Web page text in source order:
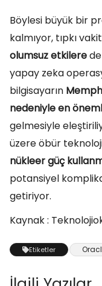
Böylesi büyük bir
kalmıyor, tıpkı
olumsuz etkilere
yapay zeka
bilgisayarın
nedeniyle en
gelmesiyle
üzere öbür
nükleer güç
potansiyel
getiriyor.
Kaynak :
Etiketler